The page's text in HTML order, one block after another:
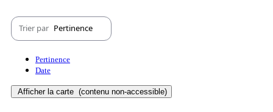
Trier par Pertinence
Pertinence
Date
Afficher la carte (contenu non-accessible)